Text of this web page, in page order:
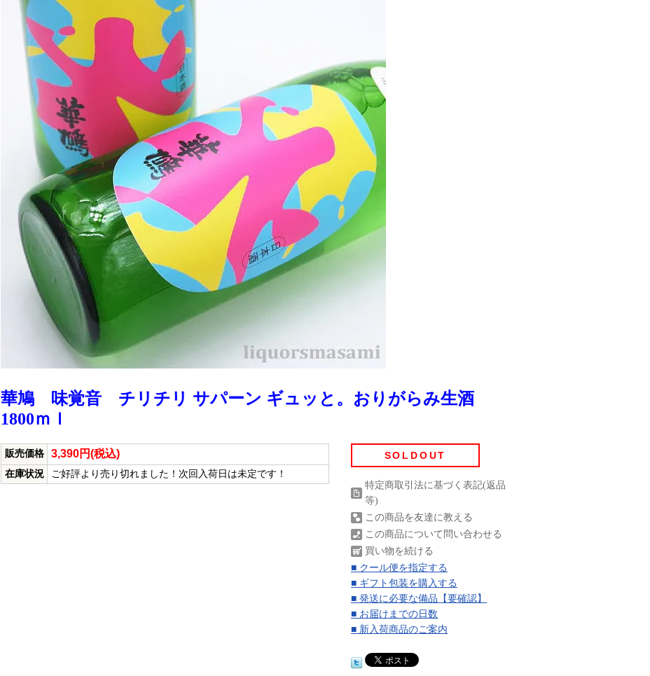
華鳩 味覚音 チリチリ サパーン ギュッと。おりがらみ生酒
1800ｍｌ
販売価格 3,390円(税込)
在庫状況 ご好評より売り切れました！次回入荷日は未定です！
SOLDOUT
特定商取引法に基づく表記(返品
等)
この商品を友達に教える
この商品について問い合わせる
買い物を続ける
■ クール便を指定する
■ ギフト包装を購入する
■ 発送に必要な備品【要確認】
■ お届けまでの日数
■ 新入荷商品のご案内